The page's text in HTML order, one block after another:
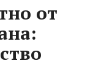
от